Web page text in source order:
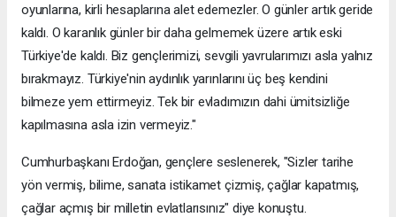
oyunlarına, kirli hesaplarına alet edemezler. O günler artık geride
kaldı. O karanlık günler bir daha gelmemek üzere artık eski
Türkiye'de kaldı. Biz gençlerimizi, sevgili yavrularımızı asla yalnız
bırakmayız. Türkiye'nin aydınlık yarınlarını üç beş kendini
bilmeze yem ettirmeyiz. Tek bir evladımızın dahi ümitsizliğe
kapılmasına asla izin vermeyiz."
Cumhurbaşkanı Erdoğan, gençlere seslenerek, "Sizler tarihe
yön vermiş, bilime, sanata istikamet çizmiş, çağlar kapatmış,
çağlar açmış bir milletin evlatlarısınız" diye konuştu.